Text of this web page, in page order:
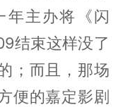
年主办将《闪
结束这样没了
；而且，那场
便的嘉定影剧